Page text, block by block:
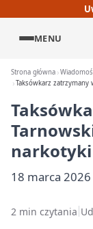
MENU
Strona główna
Taksówkarz zatrzymany
narkotyki
18 marca 2026
2 min czytania